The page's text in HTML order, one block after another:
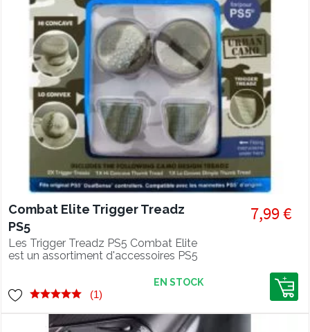
Combat Elite Trigger Treadz
PS5
Les Trigger Treadz PS5 Combat Elite
est un assortiment d'accessoires PS5
manette Dualsense PS5. Choisissez
entre la forme concave ou convex,
jouez sur la hauteur du joystick et tirez
sans aucun glissement !
7,99 €
(1)
EN STOCK